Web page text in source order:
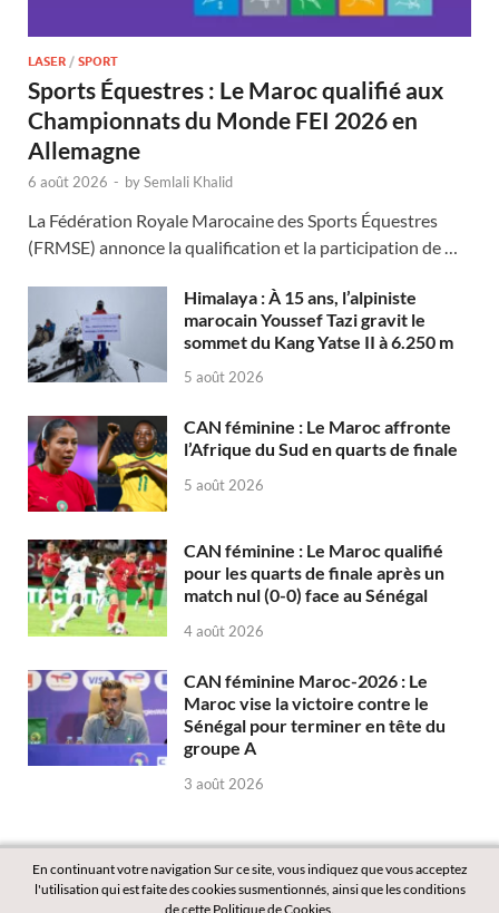
LASER / SPORT
Sports Équestres : Le Maroc qualifié aux
Championnats du Monde FEI 2026 en
Allemagne
6 août 2026 - bySemlali Khalid
La Fédération Royale Marocaine des Sports Équestres
(FRMSE) annonce la qualification et la participation de …
Himalaya : À 15 ans, l’alpiniste
marocain Youssef Tazi gravit le
sommet du Kang Yatse II à 6.250 m
5 août 2026
CAN féminine : Le Maroc affronte
l’Afrique du Sud en quarts de finale
5 août 2026
CAN féminine : Le Maroc qualifié
pour les quarts de finale après un
match nul (0-0) face au Sénégal
4 août 2026
CAN féminine Maroc-2026 : Le
Maroc vise la victoire contre le
Sénégal pour terminer en tête du
groupe A
3 août 2026
En continuant votre navigation Sur ce site, vous indiquez que vous acceptez
l'utilisation qui est faite des cookies susmentionnés, ainsi que les conditions
de cette Politique de Cookies.